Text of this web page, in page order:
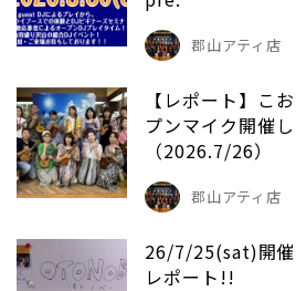
郡山アティ店
【レポート】こ
プンマイク開催し
（2026.7/26）
郡山アティ店
26/7/25(sat)開
レポート!!